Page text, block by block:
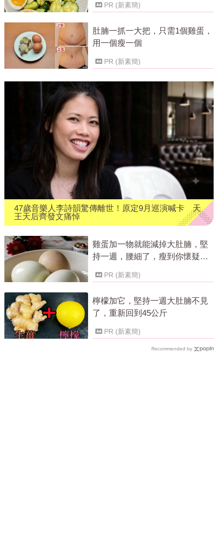
PR (新素簡)
肚腩一抓一大把，只需1個雞蛋，
用一個瘦一個
PR (新素簡)
47歲音樂人李詩韻驚傳離世！原定9月巡演喊卡 天
王天后齊發文痛悼
雞蛋加一物就能減掉大肚腩，堅
持一週，腰細了，瘦到你懷疑人
PR (新素簡)
檸檬加它，堅持一週大肚腩不見
了，重新回到45公斤
PR (新素簡)
Recommended by